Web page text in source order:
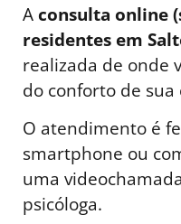
Aconsulta online
residentes em
realizada de onde
do conforto de sua
O atendimento é
smartphone ou
uma
psicóloga.